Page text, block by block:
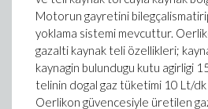
Motorun gayretini
yoklama sistemi mevcuttur.
gazalti kaynak teli özellikleri;
kaynagin bulundugu kutu agirligi
telinin dogal gaz tüketimi 10 Lt/
Oerlikon güvencesiyle üretilen